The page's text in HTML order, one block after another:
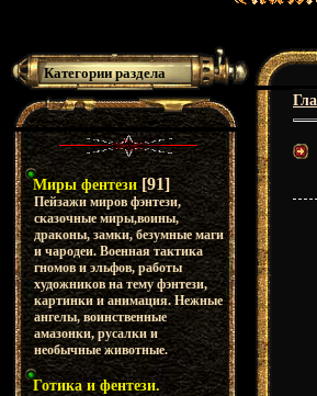
Категории раздела
Миры фентези [91]
Пейзажи миров фэнтези,
сказочные миры,воины,
драконы, замки, безумные маги
и чародеи. Военная тактика
гномов и эльфов, работы
художников на тему фэнтези,
картинки и анимация. Нежные
ангелы, воинственные
амазонки, русалки и
необычные животные.
Готика и фентези.